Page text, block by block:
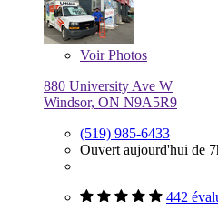
VoirPhotos
880 University Ave W
Windsor, ON N9A5R9
(519) 985-6433
Ouvert aujourd'hui de
442